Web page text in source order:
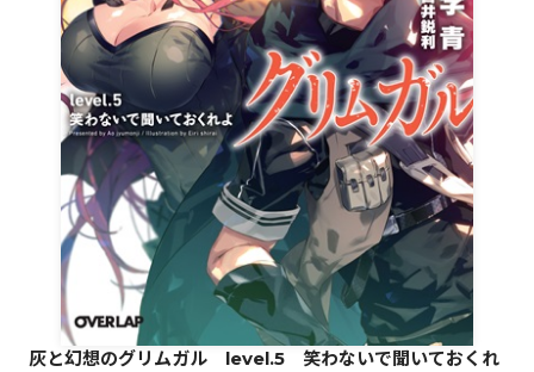
オーバーラップノベルスf
ロサージュノベルス
コミックガルド
灰と幻想のグリムガル level.5 笑わないで聞いておくれ